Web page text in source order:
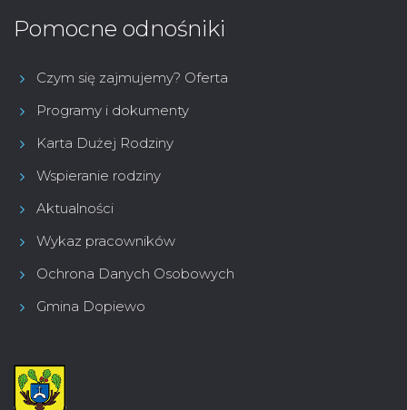
Pomocne odnośniki
Czym się zajmujemy? Oferta
Programy i dokumenty
Karta Dużej Rodziny
Wspieranie rodziny
Aktualności
Wykaz pracowników
Ochrona Danych Osobowych
Gmina Dopiewo